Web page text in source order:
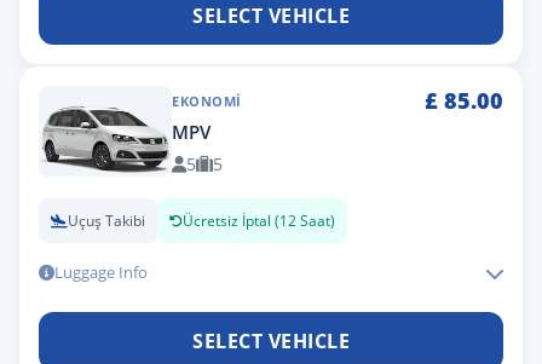
SELECT VEHICLE
EKONOMI £ 85.00
MPV
5 5
Uçuş Takibi Ücretsiz İptal (12 Saat)
Luggage Info
SELECT VEHICLE